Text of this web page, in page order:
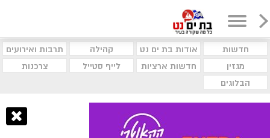
חדשות אודות בת ים נט קהילה
תרבות ואירועים
מגזין
חדשות ארציות לייף סטייל
צרכנות
הבלוגים